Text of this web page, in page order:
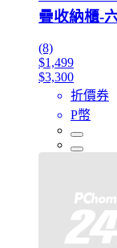
疊收納櫃-
(8)
$1,499
$3,300
折價券
P幣